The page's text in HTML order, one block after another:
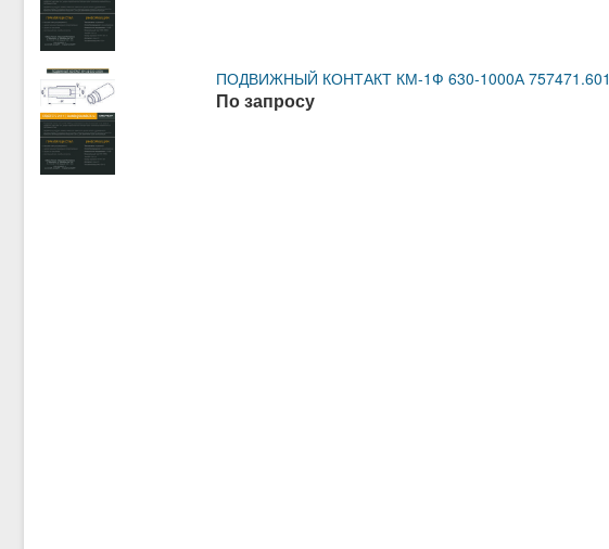
ПОДВИЖНЫЙ КОНТАКТ КМ-1Ф 630-1000А 757471.601
По запросу